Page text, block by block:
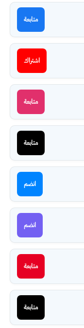
متابعة
اشتراك
متابعة
متابعة
انضم
انضم
متابعة
متابعة